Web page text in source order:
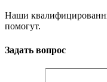
Наши
помогут.
Задать вопрос